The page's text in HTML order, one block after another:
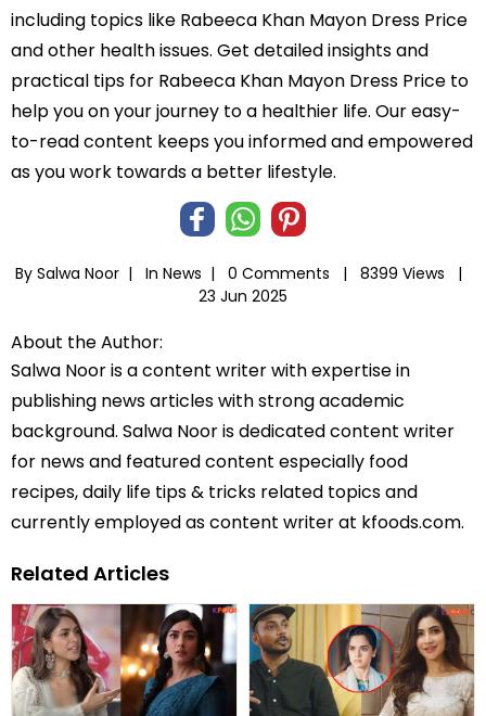
including topics like Rabeeca Khan Mayon Dress Price
and other health issues. Get detailed insights and
practical tips for Rabeeca Khan Mayon Dress Price to
help you on your journey to a healthier life. Our easy-
to-read content keeps you informed and empowered
as you work towards a better lifestyle.
By Salwa Noor | In News | 0 Comments |
8399 Views |
23 Jun 2025
About the Author:
Salwa Noor is a content writer with expertise in
publishing news articles with strong academic
background. Salwa Noor is dedicated content writer
for news and featured content especially food
recipes, daily life tips & tricks related topics and
currently employed as content writer at kfoods.com.
Related Articles